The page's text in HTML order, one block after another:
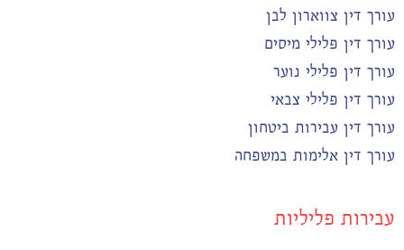
עורך דין צווארון לבן
עורך דין פלילי מיסים
עורך דין פלילי נוער
עורך דין פלילי צבאי
עורך דין עבירות ביטחון
עורך דין אלימות במשפחה
עבירות פליליות